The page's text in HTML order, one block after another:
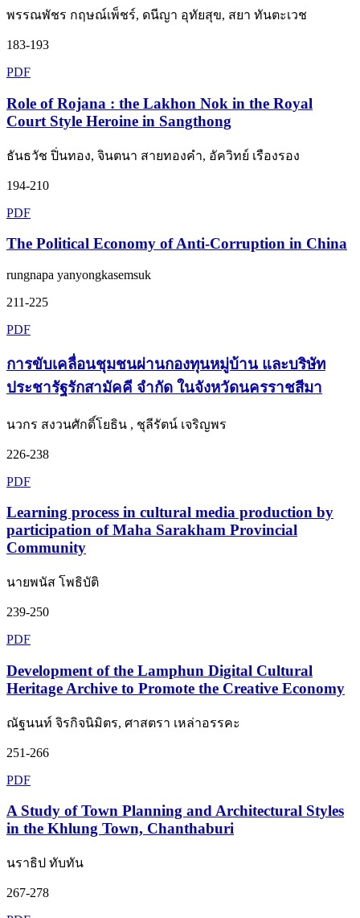
พรรณพัชร กฤษณ์เพ็ชร์, ดนีญา อุทัยสุข, สยา ทันตะเวช
183-193
PDF
Role of Rojana : the Lakhon Nok in the Royal
Court Style Heroine in Sangthong
ธันธวัช ปิ่นทอง, จินตนา สายทองคำ, อัควิทย์ เรืองรอง
194-210
PDF
The Political Economy of Anti-Corruption in China
rungnapa yanyongkasemsuk
211-225
PDF
การขับเคลื่อนชุมชนผ่านกองทุนหมู่บ้าน และบริษัท
ประชารัฐรักสามัคคี จำกัด ในจังหวัดนครราชสีมา
นวกร สงวนศักดิ์โยธิน , ชุลีรัตน์ เจริญพร
226-238
PDF
Learning process in cultural media production by
participation of Maha Sarakham Provincial
Community
นายพนัส โพธิบัติ
239-250
PDF
Development of the Lamphun Digital Cultural
Heritage Archive to Promote the Creative Economy
ณัฐนนท์ จิรกิจนิมิตร, ศาสตรา เหล่าอรรคะ
251-266
PDF
A Study of Town Planning and Architectural Styles
in the Khlung Town, Chanthaburi
นราธิป ทับทัน
267-278